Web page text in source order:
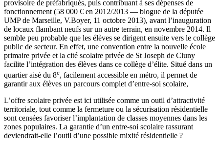
provisoire de préfabriqués, puis contribuant à ses dépenses de
fonctionnement (58 000 € en 2012/2013 — blogue de la députée
UMP de Marseille, V.Boyer, 11 octobre 2013), avant l’inauguration
de locaux flambant neufs sur un autre terrain, en novembre 2014. Il
semble peu probable que les élèves se dirigent ensuite vers le collège
public de secteur. En effet, une convention entre la nouvelle école
primaire privée et la cité scolaire privée de St Joseph de Cluny
facilite l’intégration des élèves dans ce collège d’élite. Situé dans un
quartier aisé du 8e, facilement accessible en métro, il permet de
garantir aux élèves un parcours complet d’entre-soi scolaire,
L’offre scolaire privée est ici utilisée comme un outil d’attractivité
territoriale, tout comme la fermeture ou la sécurisation résidentielle
sont censées favoriser l’implantation de classes moyennes dans les
zones populaires. La garantie d’un entre-soi scolaire rassurant
deviendrait-elle l’outil d’une possible mixité résidentielle ?